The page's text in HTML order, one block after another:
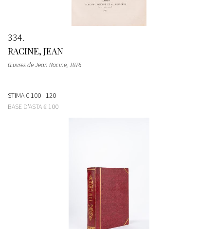
334
RACINE, JEAN
Œuvres de Jean Racine, 1876
STIMA€ 100 - 120
BASE D'ASTA€ 100